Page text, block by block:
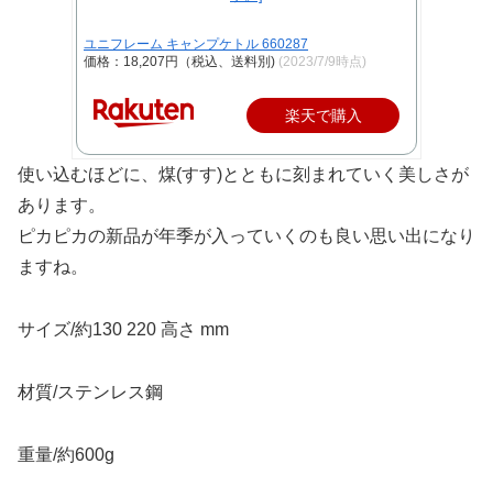
ユニフレーム キャンプケトル 660287
価格：18,207円（税込、送料別) (2023/7/9時点)
楽天で購入
使い込むほどに、煤(すす)とともに刻まれていく美しさが
あります。
ピカピカの新品が年季が入っていくのも良い思い出になり
ますね。
サイズ/約130 220 高さ mm
材質/ステンレス鋼
重量/約600g